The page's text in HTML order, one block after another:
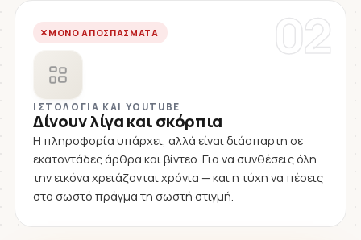
02
ΜΌΝΟ ΑΠΟΣΠΆΣΜΑΤΑ
ΙΣΤΟΛΌΓΙΑ ΚΑΙ YOUTUBE
Δίνουν λίγα και σκόρπια
Η πληροφορία υπάρχει, αλλά είναι διάσπαρτη σε
εκατοντάδες άρθρα και βίντεο. Για να συνθέσεις όλη
την εικόνα χρειάζονται χρόνια — και η τύχη να πέσεις
στο σωστό πράγμα τη σωστή στιγμή.